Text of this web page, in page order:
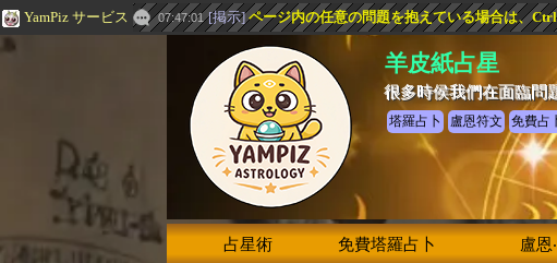
YamPiz サービス 07:47:01 [掲示]ページ内の任意の問題を抱えている場合は、
羊皮紙占星
很多時侯我們在面臨問
塔羅占卜 盧恩符文 免費占
占星術 免費塔羅占卜 盧恩